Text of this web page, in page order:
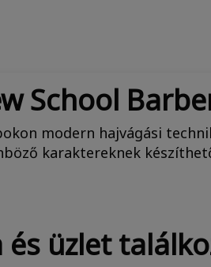
School
modern hajvágási
karaktereknek
és üzlet